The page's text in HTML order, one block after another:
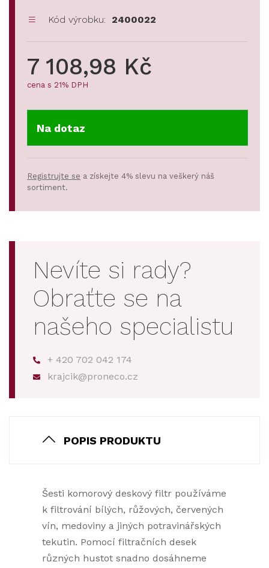
Kód výrobku: 2400022
7 108,98 Kč
cena s 21% DPH
Na dotaz
Registrujte se a získejte 4% slevu na veškerý náš
sortiment.
Nevíte si rady?
Obraťte se na
našeho specialistu
+ 420 702 042 174
krajcik@proneco.cz
POPIS PRODUKTU
Šesti komorový deskový filtr používáme
k filtrování bílých, růžových, červených
vín, medoviny a jiných potravinářských
tekutin. Pomocí filtračních desek
různých hustot snadno dosáhneme